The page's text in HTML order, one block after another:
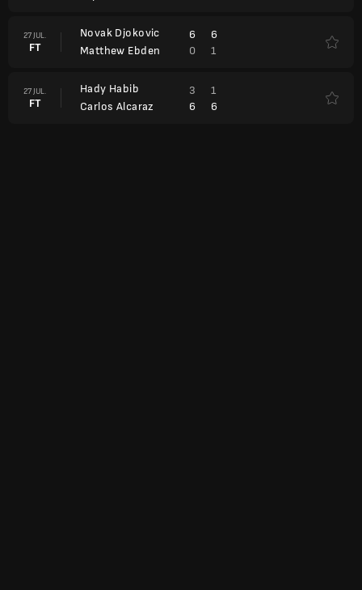
27 JUL.
FT
Novak Djokovic
Matthew Ebden
6
6
0
1
27 JUL.
FT
Hady Habib
Carlos Alcaraz
3
1
6
6